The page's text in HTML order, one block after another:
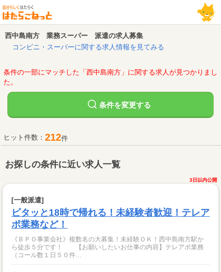
西中島南方 業務スーパー 派遣の求人募集
コンビニ・スーパーに関する求人情報を見てみる
条件の一部にマッチした「西中島南方」に関する求人が見つかりまし
た。
条件を変更する
ヒット件数： 212件
お探しの条件に近い求人一覧
3日以内公開
[一般派遣]
ピタッと18時で帰れる！未経験者歓迎！テレア
ポ業務など！
《ＢＰＯ事業会社》複数名の大募集！未経験ＯＫ！西中島南方駅か
ら徒歩５分です！ 【お願いしたいお仕事の内容】テレアポ業務
（コール数１日５０件...